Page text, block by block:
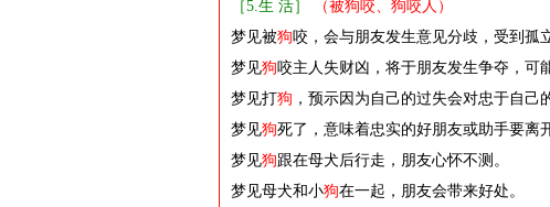
［5.生 活］
（被狗咬、狗咬人）
梦见被狗咬，会与朋友发生意见分歧，受到孤
梦见狗咬主人失财凶，将于朋友发生争夺，可
梦见打狗 ，预示因为自己的过失会对忠于自己
梦见狗死了，意味着忠实的好朋友或助手要离
梦见狗跟在母犬后行走，朋友心怀不测。
梦见母犬和小狗在一起，朋友会带来好处。